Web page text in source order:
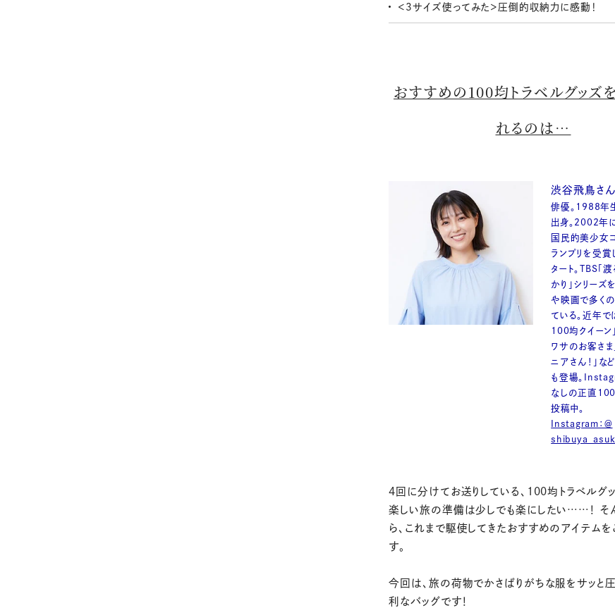
＜3サイズ使ってみた＞圧倒的収納力に感動！
おすすめの100均トラベルグッズ
れるのは…
渋谷飛鳥
俳優。1988年
出身。2002年
国民的美少女
ランプリを受
タート。TBS「
かり」シリーズ
や映画で多く
ている。近年
100均クイーン
ワサのお客さま
ニアさん！」な
も登場。
なしの正直100
投稿中。
Instagram：＠
4回に分けてお送りしている、100均トラベルグッ
楽しい旅の準備は少しでも楽にしたい……！ そ
ら、これまで駆使してきたおすすめのアイテムを
す。
今回は、旅の荷物でかさばりがちな服をサッと圧
利なバッグです！